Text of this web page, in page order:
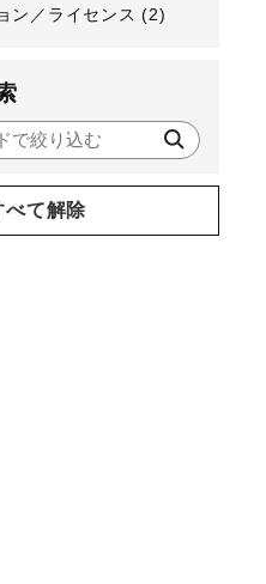
ン／ライセンス (2)
べて解除